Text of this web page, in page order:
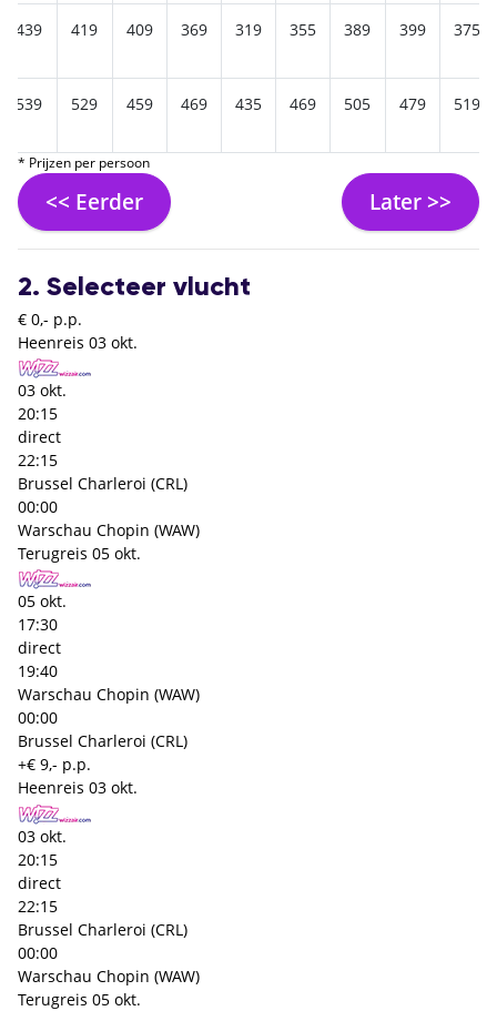
439 419 409 369 319 355 389 399 375
539 529 459 469 435 469 505 479 519
* Prijzen per persoon
<< Eerder Later >>
2. Selecteer vlucht
€ 0,- p.p.
Heenreis 03 okt.
03 okt.
20:15
direct
22:15
Brussel Charleroi (CRL)
00:00
Warschau Chopin (WAW)
Terugreis 05 okt.
05 okt.
17:30
direct
19:40
Warschau Chopin (WAW)
00:00
Brussel Charleroi (CRL)
+€ 9,- p.p.
Heenreis 03 okt.
03 okt.
20:15
direct
22:15
Brussel Charleroi (CRL)
00:00
Warschau Chopin (WAW)
Terugreis 05 okt.